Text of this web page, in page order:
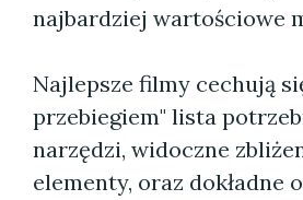
najbardziej wartościowe
Najlepsze filmy cechują
przebiegiem" lista
narzędzi, widoczne
elementy, oraz dokładne